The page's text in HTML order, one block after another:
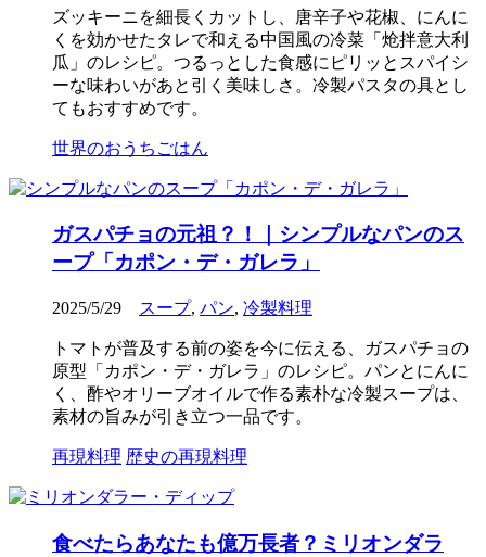
ズッキーニを細長くカットし、唐辛子や花椒、にんに
くを効かせたタレで和える中国風の冷菜「炝拌意大利
瓜」のレシピ。つるっとした食感にピリッとスパイシ
ーな味わいがあと引く美味しさ。冷製パスタの具とし
てもおすすめです。
世界のおうちごはん
ガスパチョの元祖？！｜シンプルなパンのス
ープ「カポン・デ・ガレラ」
2025/5/29 スープ, パン, 冷製料理
トマトが普及する前の姿を今に伝える、ガスパチョの
原型「カポン・デ・ガレラ」のレシピ。パンとにんに
く、酢やオリーブオイルで作る素朴な冷製スープは、
素材の旨みが引き立つ一品です。
再現料理 歴史の再現料理
食べたらあなたも億万長者？ミリオンダラ